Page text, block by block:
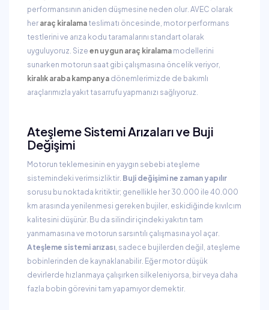
performansının aniden düşmesine neden olur. AVEC olarak
her araç kiralama teslimatı öncesinde, motor performans
testlerini ve arıza kodu taramalarını standart olarak
uyguluyoruz. Size en uygun araç kiralama modellerini
sunarken motorun saat gibi çalışmasına öncelik veriyor,
kiralık araba kampanya dönemlerimizde de bakımlı
araçlarımızla yakıt tasarrufu yapmanızı sağlıyoruz.
Ateşleme Sistemi Arızaları ve Buji
Değişimi
Motorun teklemesinin en yaygın sebebi ateşleme
sistemindeki verimsizliktir. Buji değişimi ne zaman yapılır
sorusu bu noktada kritiktir; genellikle her 30.000 ile 40.000
km arasında yenilenmesi gereken bujiler, eskidiğinde kıvılcım
kalitesini düşürür. Bu da silindir içindeki yakıtın tam
yanmamasına ve motorun sarsıntılı çalışmasına yol açar.
Ateşleme sistemi arızası, sadece bujilerden değil, ateşleme
bobinlerinden de kaynaklanabilir. Eğer motor düşük
devirlerde hızlanmaya çalışırken silkeleniyorsa, bir veya daha
fazla bobin görevini tam yapamıyor demektir.